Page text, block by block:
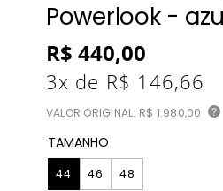
Powerlook -
R$ 440,00
3x de R$ 146,66
VALOR ORIGINAL: R$ 1.980,00 ?
TAMANHO
44 46 48